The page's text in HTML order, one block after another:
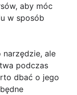
aby móc
w sposób
ale
podczas
dbać o jego